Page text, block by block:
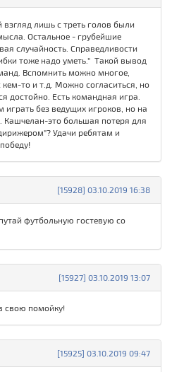
лишь с треть голов были
Остальное - грубейшие
случайность. Справедливости
тоже надо уметь." Такой вывод
Вспомнить можно многое,
кем-то и т.д. Можно согласиться, но
достойно. Есть командная игра.
без ведущих игроков, но на
Кашчелан-это большая потеря для
Удачи ребятам и
[15928] 03.10.2019 16:38
футбольную гостевую со
[15927] 03.10.2019 13:07
свою помойку!
[15925] 03.10.2019 09:47